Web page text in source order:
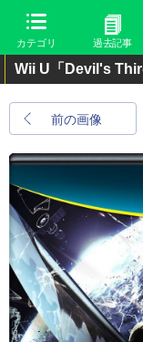
カテゴリ 過去記事
Wii U「Devil's
前の画像